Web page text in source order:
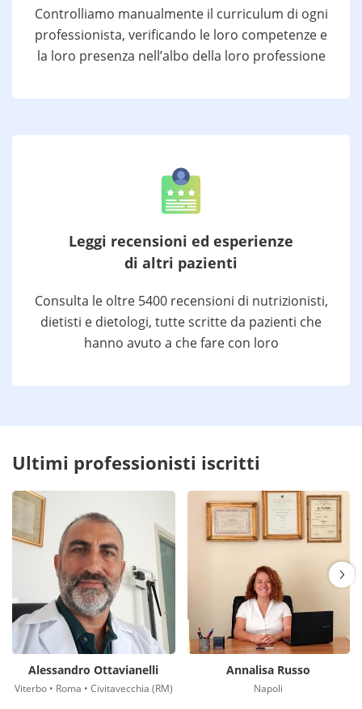
Controlliamo manualmente il curriculum di ogni
professionista, verificando le loro competenze e
la loro presenza nell’albo della loro professione
Leggi recensioni ed esperienze
di altri pazienti
Consulta le oltre 5400 recensioni di nutrizionisti,
dietisti e dietologi, tutte scritte da pazienti che
hanno avuto a che fare con loro
Ultimi professionisti iscritti
Alessandro Ottavianelli
Viterbo • Roma • Civitavecchia (RM)
Annalisa Russo
Napoli